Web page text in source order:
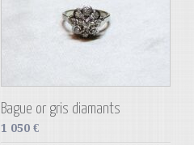
Bague or gris diamants
1 050 €